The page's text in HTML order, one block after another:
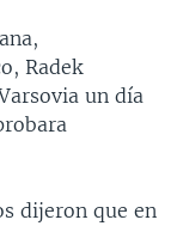
Radek
un día
dijeron que en